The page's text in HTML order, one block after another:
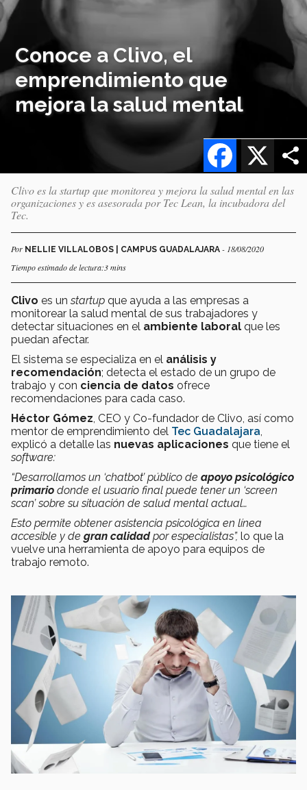
Conoce a Clivo, el
emprendimiento que
mejora la salud mental
X
Facebook
Clivo es la startup que monitorea y mejora la salud mental en las
organizaciones y es asesorada por Tec Lean, la incubadora del
Tec.
Por NELLIE VILLALOBOS | CAMPUS GUADALAJARA - 18/08/2020
Tiempo estimado de lectura:3 mins
Clivo es unstartup que ayuda a las empresas a
monitorear la salud mental de sus trabajadores y
detectar situaciones en el ambiente laboral que les
puedan afectar.
El sistema se especializa en el análisis y
recomendación; detecta el estado de un grupo de
trabajo y con ciencia de datos ofrece
recomendaciones para cada caso.
Héctor Gómez , CEO y Co-fundador de Clivo, así como
mentor de emprendimiento del Tec Guadalajara
explicó a detalle las nuevas aplicaciones que tiene el
software:
“Desarrollamos un ‘chatbot’ público de apoyo psicológico
primario donde el usuario final puede tener un ‘screen
scan’ sobre su situación de salud mental actual…
Esto permite obtener asistencia psicológica en línea
accesible y de gran calidadpor especialistas”, lo que la
vuelve una herramienta de apoyo para equipos de
trabajo remoto.